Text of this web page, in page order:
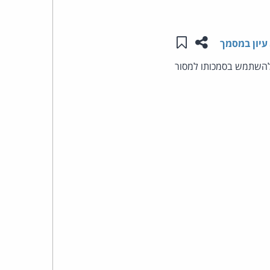
שתפו עמוד זה
שמור ב"תכנים שלי"
עיון במסמך
בסמכותו למסור